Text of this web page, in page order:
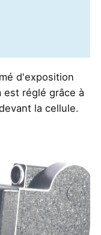
d'exposition
réglé grâce à
la cellule.